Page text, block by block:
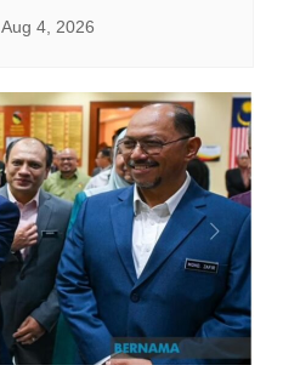
Aug 4, 2026